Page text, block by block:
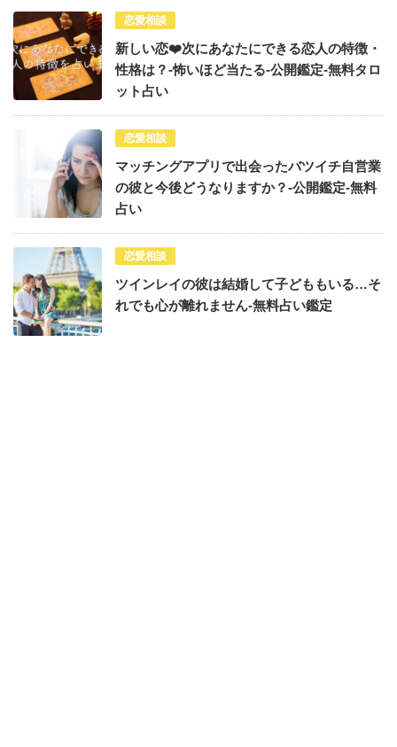
恋愛相談
新しい恋❤️次にあなたにできる恋人の特徴・
性格は？-怖いほど当たる-公開鑑定-無料タロ
ット占い
恋愛相談
マッチングアプリで出会ったバツイチ自営業
の彼と今後どうなりますか？-公開鑑定-無料
占い
恋愛相談
ツインレイの彼は結婚して子どももいる…そ
れでも心が離れません-無料占い鑑定